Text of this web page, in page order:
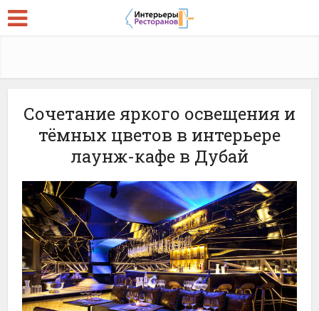
Сочетание яркого освещения и
тёмных цветов в интерьере
лаунж-кафе в Дубай